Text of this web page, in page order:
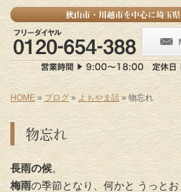
HOME » ブログ» よもやま話 » 物忘れ
物忘れ
長雨の候。
梅雨の季節となり、何かと うっと